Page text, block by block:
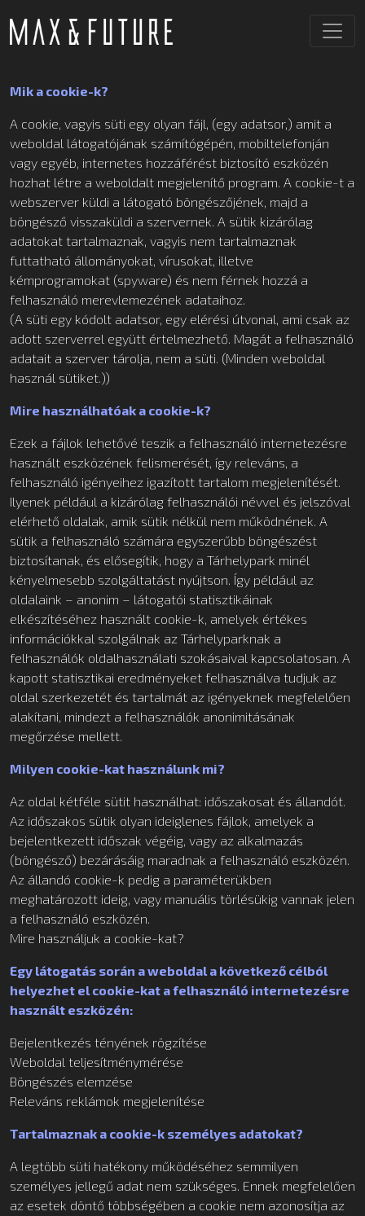
Mik a cookie-k?
A cookie, vagyis süti egy olyan fájl, (egy adatsor,) amit a
weboldal látogatójának számítógépén, mobiltelefonján
vagy egyéb, internetes hozzáférést biztosító eszközén
hozhat létre a weboldalt megjelenítő program. A cookie-t a
webszerver küldi a látogató böngészőjének, majd a
böngésző visszaküldi a szervernek. A sütik kizárólag
adatokat tartalmaznak, vagyis nem tartalmaznak
futtatható állományokat, vírusokat, illetve
kémprogramokat (spyware) és nem férnek hozzá a
felhasználó merevlemezének adataihoz.
(A süti egy kódolt adatsor, egy elérési útvonal, ami csak az
adott szerverrel együtt értelmezhető. Magát a felhasználó
adatait a szerver tárolja, nem a süti. (Minden weboldal
használ sütiket.))
Mire használhatóak a cookie-k?
Ezek a fájlok lehetővé teszik a felhasználó internetezésre
használt eszközének felismerését, így releváns, a
felhasználó igényeihez igazított tartalom megjelenítését.
Ilyenek például a kizárólag felhasználói névvel és jelszóval
elérhető oldalak, amik sütik nélkül nem működnének. A
sütik a felhasználó számára egyszerűbb böngészést
biztosítanak, és elősegítik, hogy a Tárhelypark minél
kényelmesebb szolgáltatást nyújtson. Így például az
oldalaink – anonim – látogatói statisztikáinak
elkészítéséhez használt cookie-k, amelyek értékes
információkkal szolgálnak az Tárhelyparknak a
felhasználók oldalhasználati szokásaival kapcsolatosan. A
kapott statisztikai eredményeket felhasználva tudjuk az
oldal szerkezetét és tartalmát az igényeknek megfelelően
alakítani, mindezt a felhasználók anonimitásának
megőrzése mellett.
Milyen cookie-kat használunk mi?
Az oldal kétféle sütit használhat: időszakosat és állandót.
Az időszakos sütik olyan ideiglenes fájlok, amelyek a
bejelentkezett időszak végéig, vagy az alkalmazás
(böngésző) bezárásáig maradnak a felhasználó eszközén.
Az állandó cookie-k pedig a paraméterükben
meghatározott ideig, vagy manuális törlésükig vannak jelen
a felhasználó eszközén.
Mire használjuk a cookie-kat?
Egy látogatás során a weboldal a következő célból
helyezhet el cookie-kat a felhasználó internetezésre
használt eszközén:
Bejelentkezés tényének rögzítése
Weboldal teljesítménymérése
Böngészés elemzése
Releváns reklámok megjelenítése
Tartalmaznak a cookie-k személyes adatokat?
A legtöbb süti hatékony működéséhez semmilyen
személyes jellegű adat nem szükséges. Ennek megfelelően
az esetek döntő többségében a cookie nem azonosítja az